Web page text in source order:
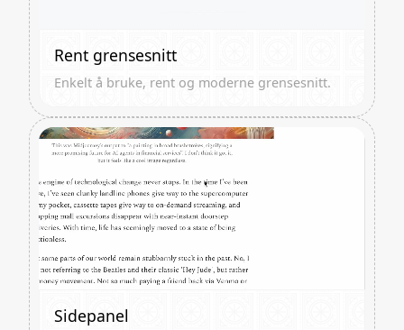
Rent grensesnitt
Enkelt å bruke, rent og moderne grensesnitt.
Sidepanel